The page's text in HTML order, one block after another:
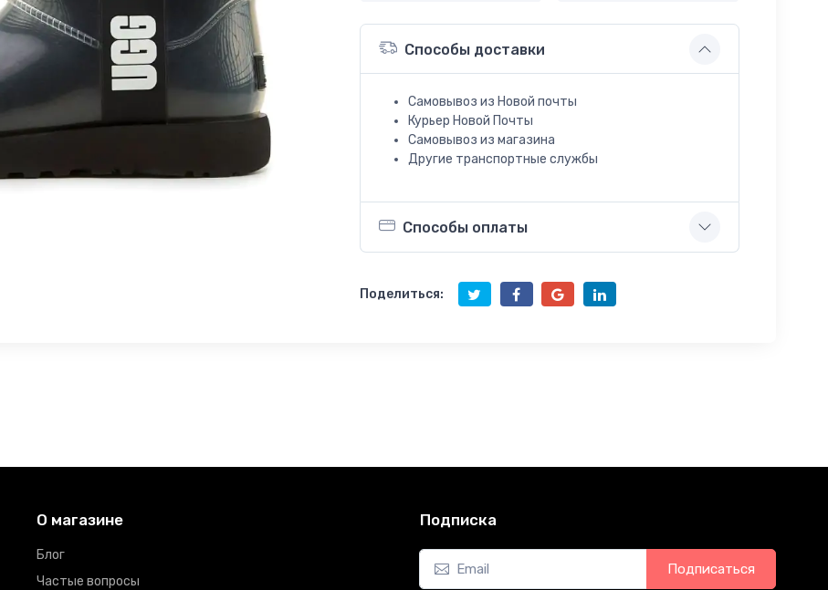
Способы доставки
Самовывоз из Новой почты
Курьер Новой Почты
Самовывоз из магазина
Другие транспортные службы
Способы оплаты
Поделиться:
О магазине
Блог
Частые вопросы
Подписка
Подписаться